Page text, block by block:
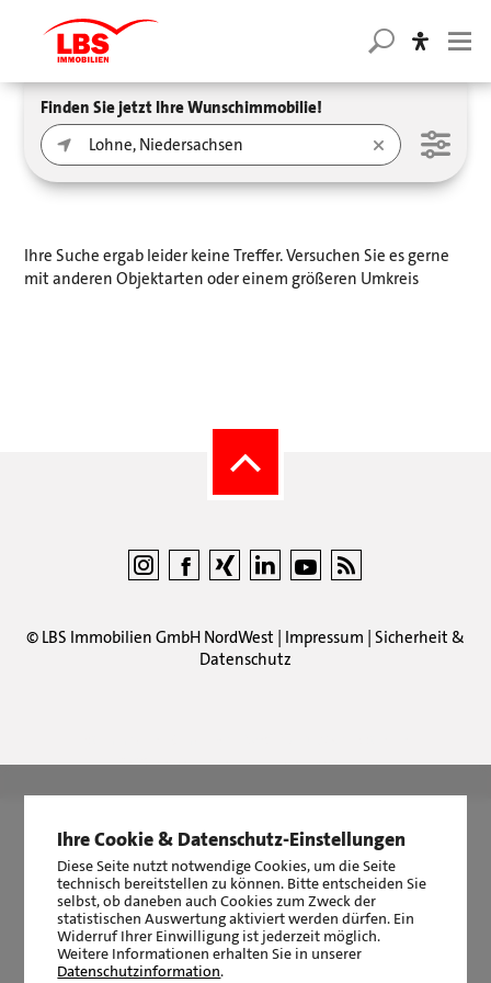
Finden Sie jetzt Ihre Wunschimmobilie!
Ihre Suche ergab leider keine Treffer. Versuchen Sie es gerne
mit anderen Objektarten oder einem größeren Umkreis
© LBS Immobilien GmbH NordWest | Impressum | Sicherheit &
Datenschutz
|2510Bewertungen auf ProvenExpert.com
Ihre Cookie & Datenschutz-Einstellungen
Diese Seite nutzt notwendige Cookies, um die Seite
technisch bereitstellen zu können. Bitte entscheiden Sie
selbst, ob daneben auch Cookies zum Zweck der
statistischen Auswertung aktiviert werden dürfen. Ein
Widerruf Ihrer Einwilligung ist jederzeit möglich.
Weitere Informationen erhalten Sie in unserer
Datenschutzinformation.